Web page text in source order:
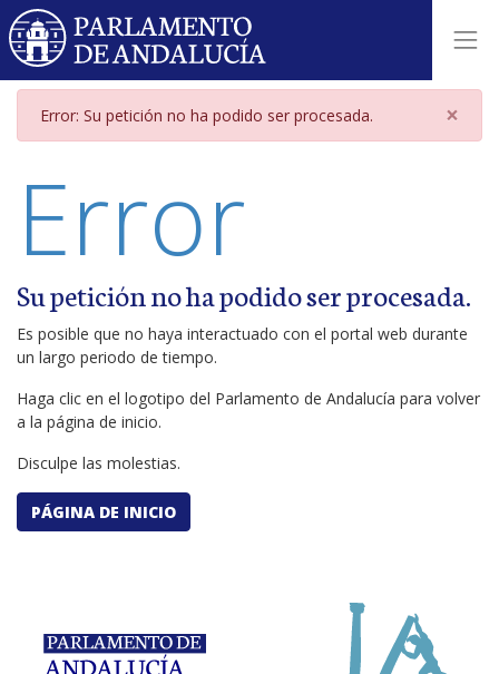
Página de error
Error: Su petición no ha podido ser procesada. ×
Error
Su petición no ha podido ser procesada.
Es posible que no haya interactuado con el portal web durante
un largo periodo de tiempo.
Haga clic en el logotipo del Parlamento de Andalucía para volver
a la página de inicio.
Disculpe las molestias.
PÁGINA DE INICIO